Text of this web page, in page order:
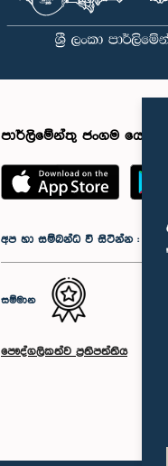
පාර්ලිමේන්තු ජංගම යෙදුම
අප හා සම්බන්ධ වී සිටින්න :
සම්මාන
පෞද්ගලිකත්ව ප්‍රතිපත්තිය